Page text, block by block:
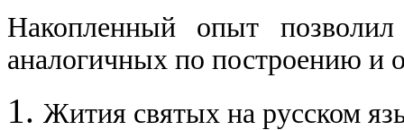
Накопленный опыт
аналогичных по построению и
Жития святых на русском